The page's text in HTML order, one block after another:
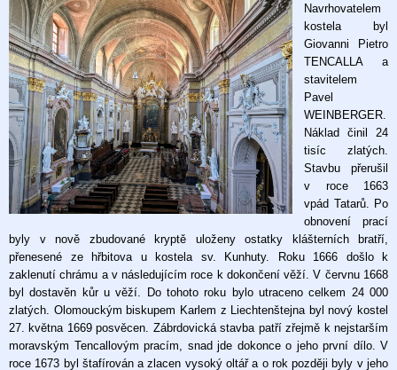
Navrhovatelem
kostela byl
Giovanni Pietro
TENCALLA a
stavitelem
Pavel
WEINBERGER.
Náklad činil 24
tisíc zlatých.
Stavbu přerušil
v roce 1663
vpád Tatarů. Po
obnovení prací
byly v nově zbudované kryptě uloženy ostatky klášterních bratří,
přenesené ze hřbitova u kostela sv. Kunhuty. Roku 1666 došlo k
zaklenutí chrámu a v následujícím roce k dokončení věží. V červnu 1668
byl dostavěn kůr u věží. Do tohoto roku bylo utraceno celkem 24 000
zlatých. Olomouckým biskupem Karlem z Liechtenštejna byl nový kostel
27. května 1669 posvěcen. Zábrdovická stavba patří zřejmě k nejstarším
moravským Tencallovým pracím, snad jde dokonce o jeho první dílo. V
roce 1673 byl štafírován a zlacen vysoký oltář a o rok později byly v jeho